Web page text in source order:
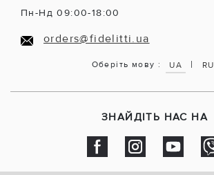
Пн-Нд 09:00-18:00
orders@fidelitti.ua
Оберіть мову : UA | RU
ЗНАЙДІТЬ НАС НА